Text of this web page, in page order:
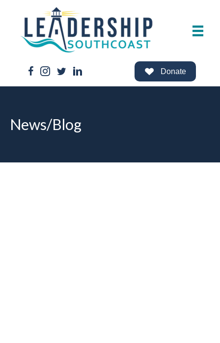
Facebook Link
Instagram Link
Twitter LinkLinkedIn Link Donate
News/Blog